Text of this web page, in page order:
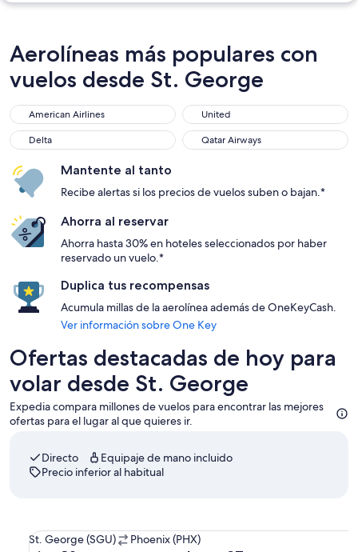
Aerolíneas más populares con
vuelos desde St. George
American Airlines
United
Delta
Qatar Airways
Mantente al tanto
Recibe alertas si los precios de vuelos suben o bajan.*
Ahorra al reservar
Ahorra hasta 30% en hoteles seleccionados por haber
reservado un vuelo.*
Duplica tus recompensas
Acumula millas de la aerolínea además de OneKeyCash.
Ver información sobre One Key
Ofertas destacadas de hoy para
volar desde St. George
Expedia compara millones de vuelos para encontrar las mejores
ofertas para el lugar al que quieres ir.
Directo
Equipaje de mano incluido
Precio inferior al habitual
De
St. George (SGU) Phoenix (PHX)